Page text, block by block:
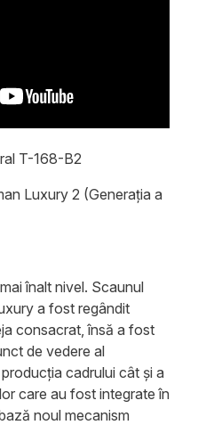
T-168-B2
Luxury 2 (Generația a
înalt nivel. Scaunul
a fost regândit
consacrat, însă a fost
de vedere al
cadrului cât și a
care au fost integrate în
noul mecanism